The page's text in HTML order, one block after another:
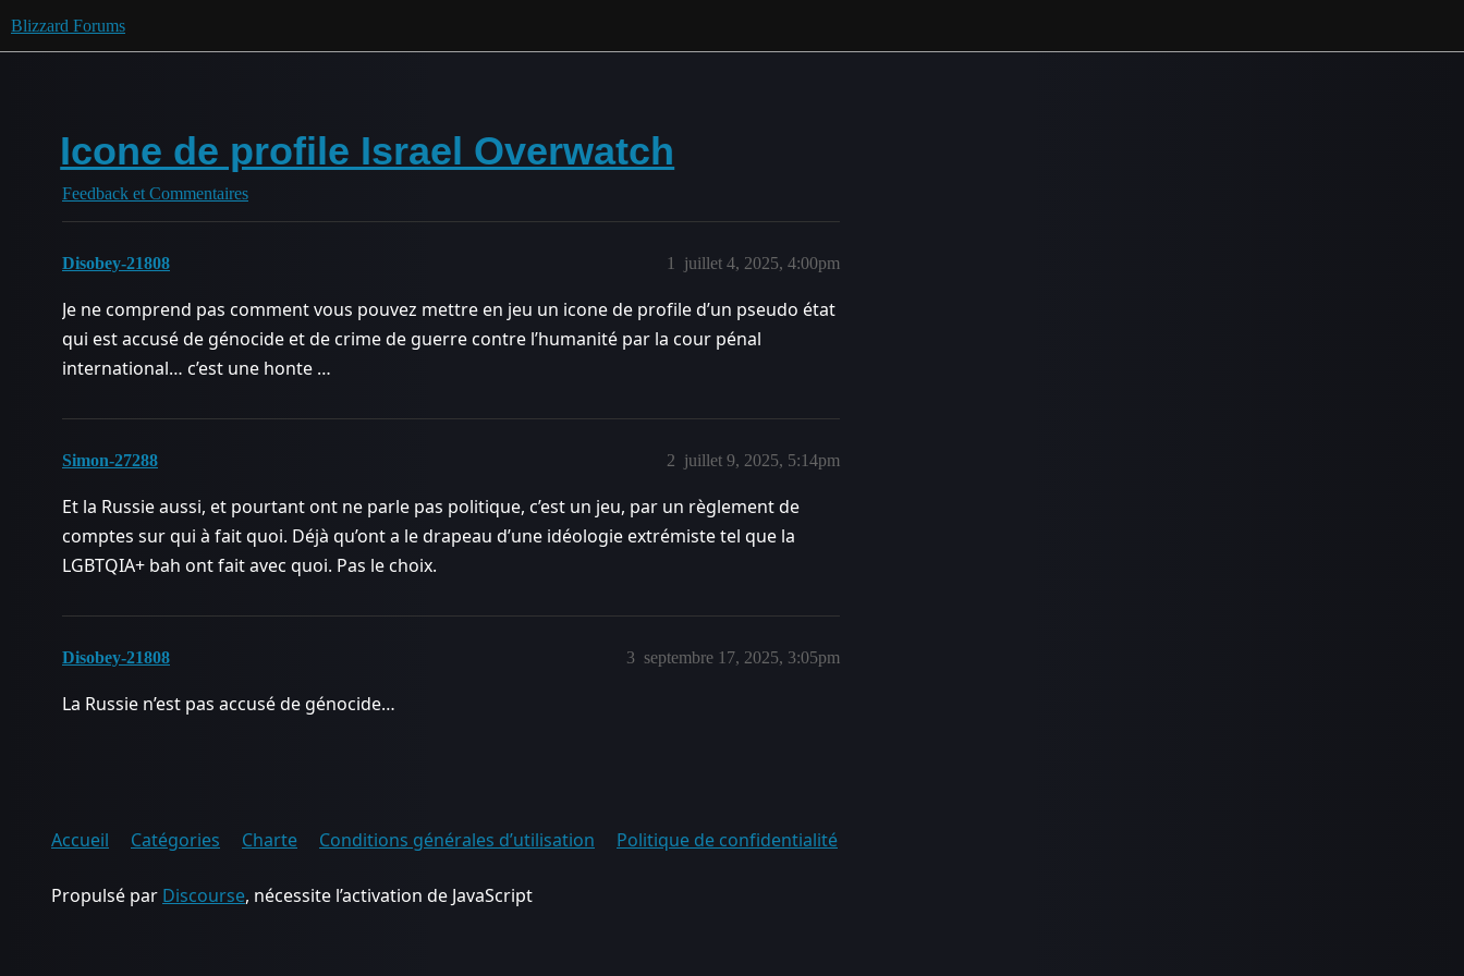
Blizzard Forums
Icone de profile Israel Overwatch
Feedback et Commentaires
Disobey-21808 juillet 4, 2025, 4:00pm
1
Je ne comprend pas comment vous pouvez mettre en jeu un icone de profile d’un pseudo état
qui est accusé de génocide et de crime de guerre contre l’humanité par la cour pénal
international… c’est une honte …
Simon-27288 juillet 9, 2025, 5:14pm
2
Et la Russie aussi, et pourtant ont ne parle pas politique, c’est un jeu, par un règlement de
comptes sur qui à fait quoi. Déjà qu’ont a le drapeau d’une idéologie extrémiste tel que la
LGBTQIA+ bah ont fait avec quoi. Pas le choix.
Disobey-21808 septembre 17, 2025, 3:05pm
3
La Russie n’est pas accusé de génocide…
Accueil Catégories Charte Conditions générales d’utilisation Politique de confidentialité
Propulsé par Discourse, nécessite l’activation de JavaScript